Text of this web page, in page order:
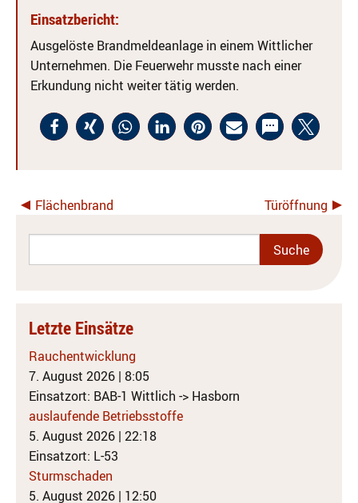
Einsatzbericht:
Ausgelöste Brandmeldeanlage in einem Wittlicher
Unternehmen. Die Feuerwehr musste nach einer
Erkundung nicht weiter tätig werden.
Flächenbrand Türöffnung
Letzte Einsätze
Rauchentwicklung
7. August 2026 | 8:05
Einsatzort: BAB-1 Wittlich -> Hasborn
auslaufende Betriebsstoffe
5. August 2026 | 22:18
Einsatzort: L-53
Sturmschaden
5. August 2026 | 12:50